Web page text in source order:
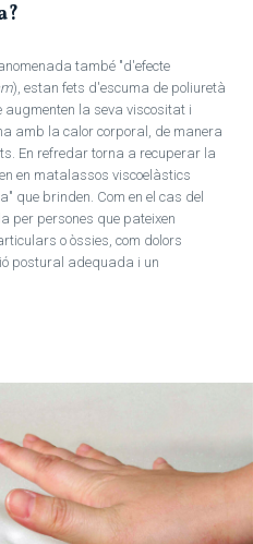
també "d'efecte
), estan fets d'escuma de poliuretà
la seva viscositat i
amb la calor corporal, de manera
En refredar torna a recuperar la
en matalassos viscoelàstics
que brinden. Com en el cas del
per persones que pateixen
o òssies, com dolors
postural adequada i un